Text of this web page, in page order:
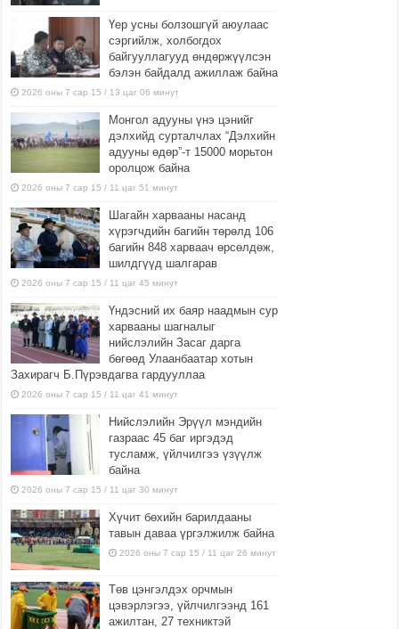
Үер усны болзошгүй аюулаас
сэргийлж, холбогдох
байгууллагууд өндөржүүлсэн
бэлэн байдалд ажиллаж байна
2026 оны 7 сар 15 / 13 цаг 06 минут
Монгол адууны үнэ цэнийг
дэлхийд сурталчлах “Дэлхийн
адууны өдөр”-т 15000 морьтон
оролцож байна
2026 оны 7 сар 15 / 11 цаг 51 минут
Шагайн харвааны насанд
хүрэгчдийн багийн төрөлд 106
багийн 848 харваач өрсөлдөж,
шилдгүүд шалгарав
2026 оны 7 сар 15 / 11 цаг 45 минут
Үндэсний их баяр наадмын сур
харвааны шагналыг
нийслэлийн Засаг дарга
бөгөөд Улаанбаатар хотын
Захирагч Б.Пүрэвдагва гардууллаа
2026 оны 7 сар 15 / 11 цаг 41 минут
Нийслэлийн Эрүүл мэндийн
газраас 45 баг иргэдэд
тусламж, үйлчилгээ үзүүлж
байна
2026 оны 7 сар 15 / 11 цаг 30 минут
Хүчит бөхийн барилдааны
тавын даваа үргэлжилж байна
2026 оны 7 сар 15 / 11 цаг 26 минут
Төв цэнгэлдэх орчмын
цэвэрлэгээ, үйлчилгээнд 161
ажилтан, 27 техниктэй